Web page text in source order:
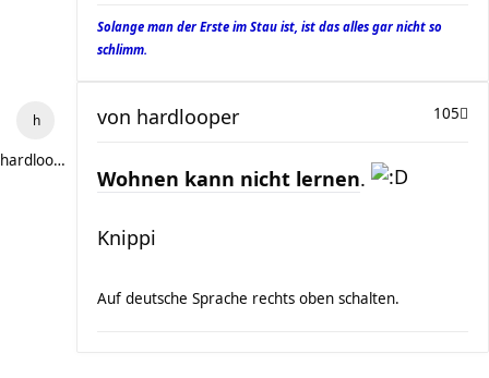
Solange man der Erste im Stau ist, ist das alles gar nicht so
schlimm.
hardlooper
105
von hardlooper
Wohnen kann nicht lernen.
Knippi
Auf deutsche Sprache rechts oben schalten.